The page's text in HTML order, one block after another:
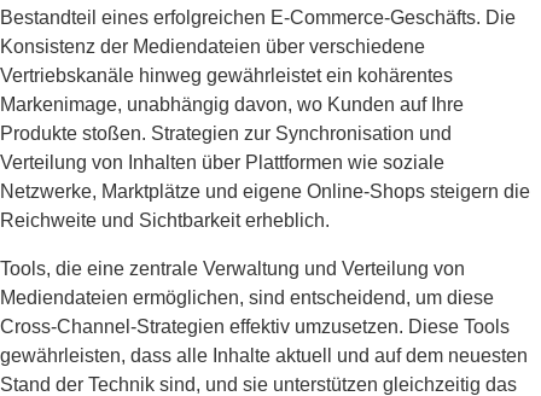
Bestandteil eines erfolgreichen E-Commerce-Geschäfts. Die
Konsistenz der Mediendateien über verschiedene
Vertriebskanäle hinweg gewährleistet ein kohärentes
Markenimage, unabhängig davon, wo Kunden auf Ihre
Produkte stoßen. Strategien zur Synchronisation und
Verteilung von Inhalten über Plattformen wie soziale
Netzwerke, Marktplätze und eigene Online-Shops steigern die
Reichweite und Sichtbarkeit erheblich.
Tools, die eine zentrale Verwaltung und Verteilung von
Mediendateien ermöglichen, sind entscheidend, um diese
Cross-Channel-Strategien effektiv umzusetzen. Diese Tools
gewährleisten, dass alle Inhalte aktuell und auf dem neuesten
Stand der Technik sind, und sie unterstützen gleichzeitig das